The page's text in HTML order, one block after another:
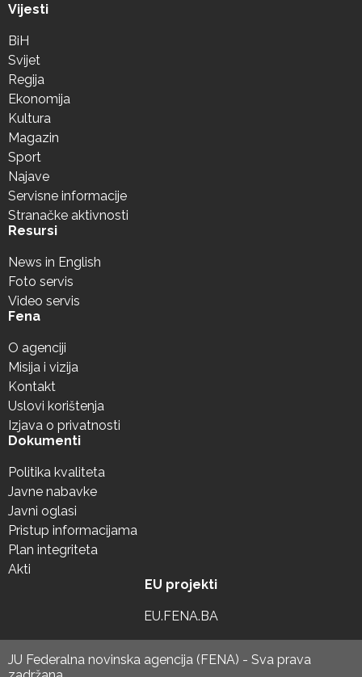
Vijesti
BiH
Svijet
Regija
Ekonomija
Kultura
Magazin
Sport
Najave
Servisne informacije
Stranačke aktivnosti
Resursi
News in English
Foto servis
Video servis
Fena
O agenciji
Misija i vizija
Kontakt
Uslovi korištenja
Izjava o privatnosti
Dokumenti
Politika kvaliteta
Javne nabavke
Javni oglasi
Pristup informacijama
Plan integriteta
Akti
EU projekti
EU.FENA.BA
JU Federalna novinska agencija (FENA) - Sva prava